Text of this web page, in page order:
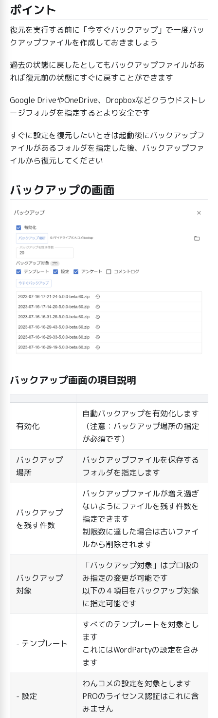
ポイント
復元を実行する前に「今すぐバックアップ」で一度バッ
クアップファイルを作成しておきましょう
過去の状態に戻したとしてもバックアップファイルがあ
れば復元前の状態にすぐに戻すことができます
Google DriveやOneDrive、Dropboxなどクラウドストレ
ージフォルダを指定するとより安全です
すぐに設定を復元したいときは起動後にバックアップフ
ァイルがあるフォルダを指定した後、バックアップファ
イルから復元してください
バックアップの画面
バックアップ画面の項目説明
有効化
自動バックアップを有効化します
（注意：バックアップ場所の指定
が必須です）
バックアップ
場所
バックアップファイルを保存する
フォルダを指定します
バックアップ
を残す件数
バックアップファイルが増え過ぎ
ないようにファイルを残す件数を
指定できます
制限数に達した場合は古いファイ
ルから削除されます
バックアップ
対象
「バックアップ対象」はプロ版の
み指定の変更が可能です
以下の４項目をバックアップ対象
に指定可能です
- テンプレート
すべてのテンプレートを対象とし
ます
これにはWordPartyの設定を含み
ます
- 設定
わんコメの設定を対象とします
PROのライセンス認証はこれに含
みません